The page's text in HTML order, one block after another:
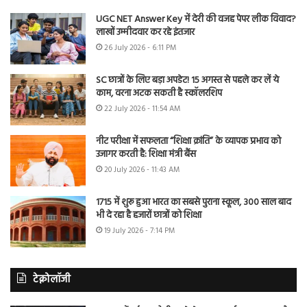
UGC NET Answer Key में देरी की वजह पेपर लीक विवाद?
लाखों उम्मीदवार कर रहे इंतजार
26 July 2026 - 6:11 PM
SC छात्रों के लिए बड़ा अपडेट! 15 अगस्त से पहले कर लें ये
काम, वरना अटक सकती है स्कॉलरशिप
22 July 2026 - 11:54 AM
नीट परीक्षा में सफलता “शिक्षा क्रांति” के व्यापक प्रभाव को
उजागर करती है: शिक्षा मंत्री बैंस
20 July 2026 - 11:43 AM
1715 में शुरू हुआ भारत का सबसे पुराना स्कूल, 300 साल बाद
भी दे रहा है हजारों छात्रों को शिक्षा
19 July 2026 - 7:14 PM
टेक्नोलॉजी